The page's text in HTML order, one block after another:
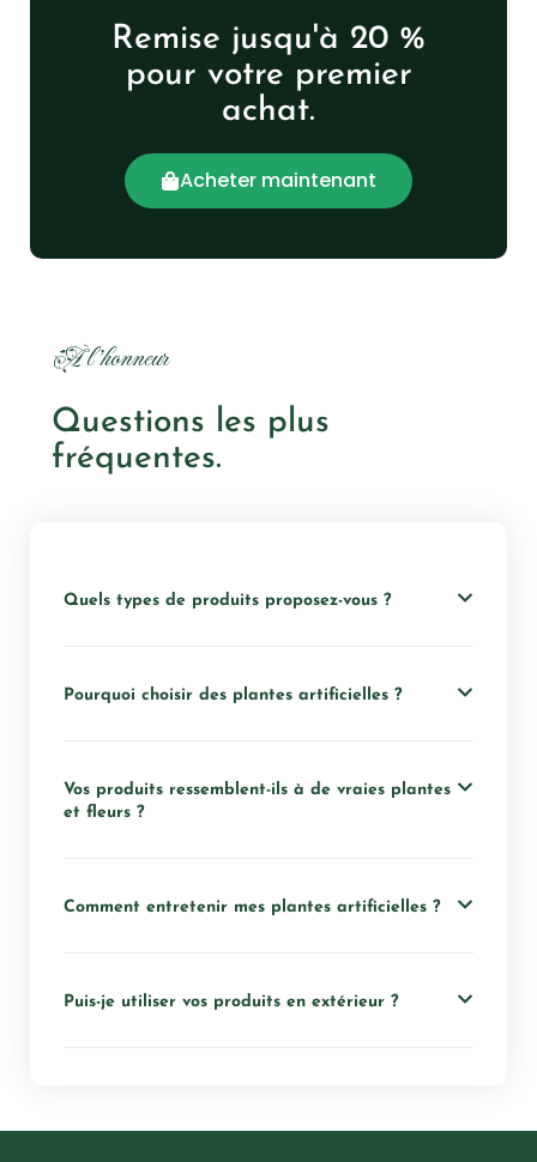
Remise jusqu'à 20 %
pour votre premier
achat.
Acheter maintenant
À l'honneur
Questions les plus
fréquentes.
Quels types de produits proposez-vous ?
Pourquoi choisir des plantes artificielles ?
Vos produits ressemblent-ils à de vraies plantes
et fleurs ?
Comment entretenir mes plantes artificielles ?
Puis-je utiliser vos produits en extérieur ?